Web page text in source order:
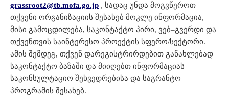
grassroot2@tb.mofa.go.jp , სადაც უნდა მოგვწეროთ
თქვენი ორგანიზაციის შესახებ მოკლე ინფორმაცია,
მისი გამოცდილება, საკონტაქტო პირი, ვებ–გვერდი და
თქვენთვის საინტერესო პროექტის სფერო/სექტორი.
ამის შემდეგ, თქვენ დარეგისტრირდებით განახლებად
საკონტაქტო ბაზაში და მიიღებთ ინფორმაციას
საკონსულტაციო შეხვედრებისა და საგრანტო
პროგრამის შესახებ.